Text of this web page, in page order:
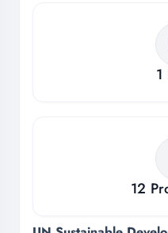
1
12